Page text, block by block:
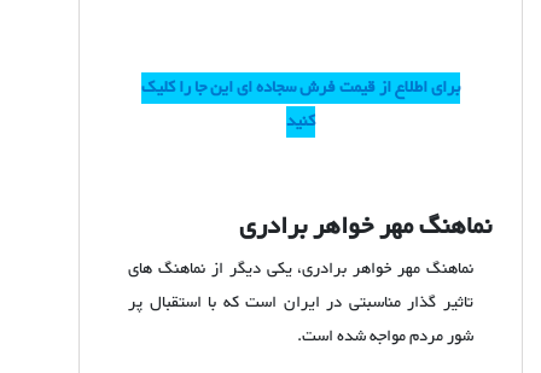
برای اطلاع از قیمت فرش سجاده ای این جا را کلیک
کنید
نماهنگ مهر خواهر برادری
نماهنگ مهر خواهر برادری، یکی دیگر از نماهنگ های
تاثیر گذار مناسبتی در ایران است که با استقبال پر
شور مردم مواجه شده است.